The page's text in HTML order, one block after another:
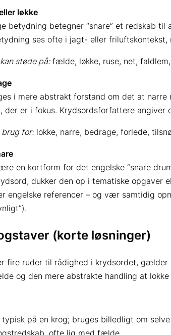
løkke
betydning betegner “snare” et redskab
ses ofte i jagt- eller
støde på:fælde, løkke, ruse, net,
i mere abstrakt forstand om det at
der er i fokus. Krydsordsforfattere angiver
brug for:lokke, narre, bedrage, forlede,
en kortform for det engelske “snare
dukker den op i tematiske opgaver
engelske referencer – og vær samtidig
(korte løsninger)
fire ruder til rådighed i krydsordet,
og den mere abstrakte handling at
på en krog; bruges billedligt om selve
ofte lig med fælde.